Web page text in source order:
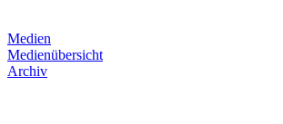
Medien
Medienübersicht
Archiv